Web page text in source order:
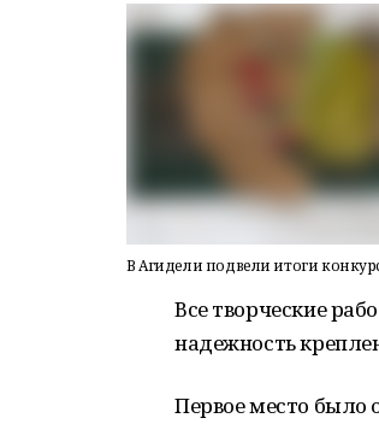
В Агидели подвели итоги
Все творческие
надежность
Первое место было